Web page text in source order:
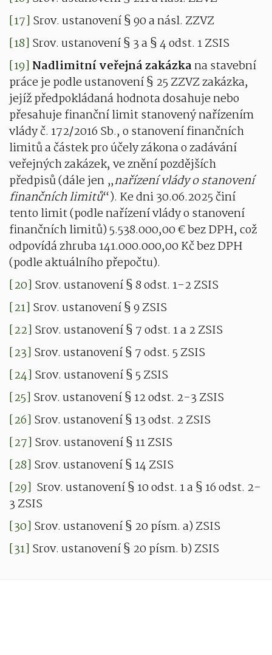
[17] Srov. ustanovení § 90 a násl. ZZVZ
[18] Srov. ustanovení § 3 a § 4 odst. 1 ZSIS
[19] Nadlimitní veřejná zakázka na stavební
práce je podle ustanovení § 25 ZZVZ zakázka,
jejíž předpokládaná hodnota dosahuje nebo
přesahuje finanční limit stanovený nařízením
vlády č. 172/2016 Sb., o stanovení finančních
limitů a částek pro účely zákona o zadávání
veřejných zakázek, ve znění pozdějších
předpisů (dále jen „nařízení vlády o stanovení
finančních limitů“). Ke dni 30.06.2025 činí
tento limit (podle nařízení vlády o stanovení
finančních limitů) 5.538.000,00 € bez DPH, což
odpovídá zhruba 141.000.000,00 Kč bez DPH
(podle aktuálního přepočtu).
[20] Srov. ustanovení § 8 odst. 1-2 ZSIS
[21] Srov. ustanovení § 9 ZSIS
[22] Srov. ustanovení § 7 odst. 1 a 2 ZSIS
[23] Srov. ustanovení § 7 odst. 5 ZSIS
[24] Srov. ustanovení § 5 ZSIS
[25] Srov. ustanovení § 12 odst. 2-3 ZSIS
[26] Srov. ustanovení § 13 odst. 2 ZSIS
[27] Srov. ustanovení § 11 ZSIS
[28] Srov. ustanovení § 14 ZSIS
[29] Srov. ustanovení § 10 odst. 1 a § 16 odst. 2-
3 ZSIS
[30] Srov. ustanovení § 20 písm. a) ZSIS
[31] Srov. ustanovení § 20 písm. b) ZSIS